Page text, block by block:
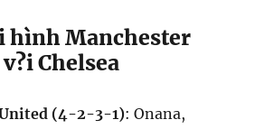
hình Manchester
Chelsea
(4-2-3-1): Onana,